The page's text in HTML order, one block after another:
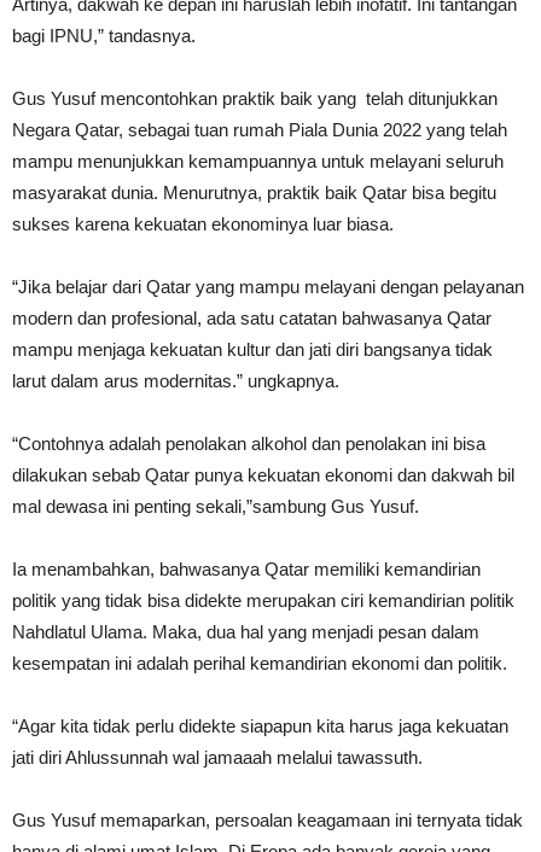
Artinya, dakwah ke depan ini haruslah lebih inofatif. Ini tantangan
bagi IPNU,” tandasnya.
Gus Yusuf mencontohkan praktik baik yang telah ditunjukkan
Negara Qatar, sebagai tuan rumah Piala Dunia 2022 yang telah
mampu menunjukkan kemampuannya untuk melayani seluruh
masyarakat dunia. Menurutnya, praktik baik Qatar bisa begitu
sukses karena kekuatan ekonominya luar biasa.
“Jika belajar dari Qatar yang mampu melayani dengan pelayanan
modern dan profesional, ada satu catatan bahwasanya Qatar
mampu menjaga kekuatan kultur dan jati diri bangsanya tidak
larut dalam arus modernitas.” ungkapnya.
“Contohnya adalah penolakan alkohol dan penolakan ini bisa
dilakukan sebab Qatar punya kekuatan ekonomi dan dakwah bil
mal dewasa ini penting sekali,”sambung Gus Yusuf.
Ia menambahkan, bahwasanya Qatar memiliki kemandirian
politik yang tidak bisa didekte merupakan ciri kemandirian politik
Nahdlatul Ulama. Maka, dua hal yang menjadi pesan dalam
kesempatan ini adalah perihal kemandirian ekonomi dan politik.
“Agar kita tidak perlu didekte siapapun kita harus jaga kekuatan
jati diri Ahlussunnah wal jamaaah melalui tawassuth.
Gus Yusuf memaparkan, persoalan keagamaan ini ternyata tidak